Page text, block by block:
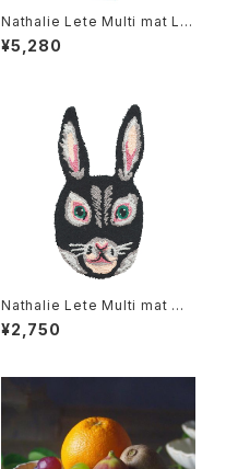
Nathalie Lete Multi mat L R
EGLISSE
¥5,280
Nathalie Lete Multi mat M
REGLISSE
¥2,750